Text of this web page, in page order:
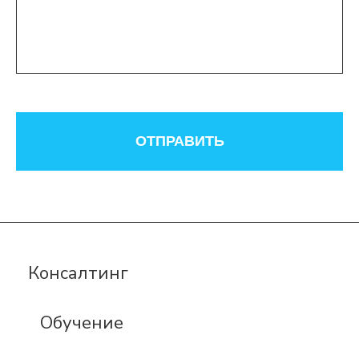
ОТПРАВИТЬ
Консалтинг
Обучение